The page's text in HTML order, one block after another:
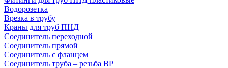
Водорозетка
Врезка в трубу
Краны для труб ПНД
Соединитель переходной
Соединитель прямой
Соединитель с фланцем
Соединитель труба – резьба ВР